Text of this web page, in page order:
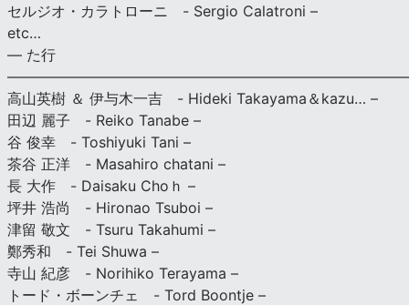
セルジオ・カラトローニ - Sergio Calatroni –
etc…
— た行
高山英樹 ＆ 伊与木一吉 - Hideki Takayama＆kazu… –
田辺 麗子 - Reiko Tanabe –
谷 俊幸 - Toshiyuki Tani –
茶谷 正洋 - Masahiro chatani –
長 大作 - Daisaku Choｈ –
坪井 浩尚 - Hironao Tsuboi –
津留 敬文 - Tsuru Takahumi –
鄭秀和 - Tei Shuwa –
寺山 紀彦 - Norihiko Terayama –
トード・ボーンチェ - Tord Boontje –